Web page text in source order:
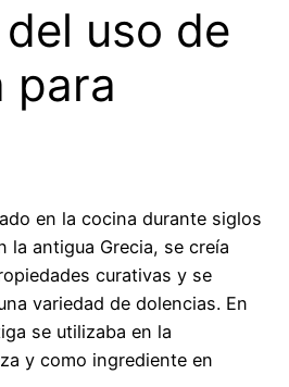
uso de
para
en la cocina durante siglos
la antigua Grecia, se creía
curativas y se
variedad de dolencias. En
se utilizaba en la
y como ingrediente en